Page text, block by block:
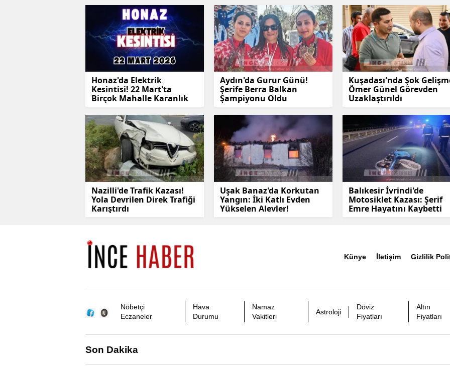
Honaz'da Elektrik
Kesintisi! 22 Mart'ta
Birçok Mahalle Karanlık
Aydın'da Gurur Günü!
Şerife Berra Balkan
Şampiyonu Oldu
Kuşadası'nda Şok
Ömer Günel Görevden
Uzaklaştırıldı
Nazilli'de Trafik Kazası!
Yola Devrilen Direk Trafiği
Karıştırdı
Uşak Banaz'da Korkutan
Yangın: İki Katlı Evden
Yükselen Alevler!
Balıkesir İvrindi'de
Motosiklet Kazası: Şerif
Emre Hayatını Kaybetti
Künye İletişim Gizlilik
Nöbetçi
Eczaneler
Hava
Durumu
Namaz
Vakitleri
Astroloji
Döviz
Fiyatları
Altın
Fiyatları
Son Dakika